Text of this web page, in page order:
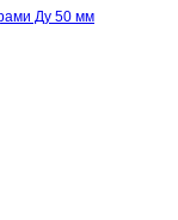
Ду 50 мм